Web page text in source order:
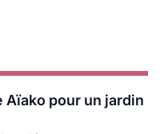
Aïako pour un jardin